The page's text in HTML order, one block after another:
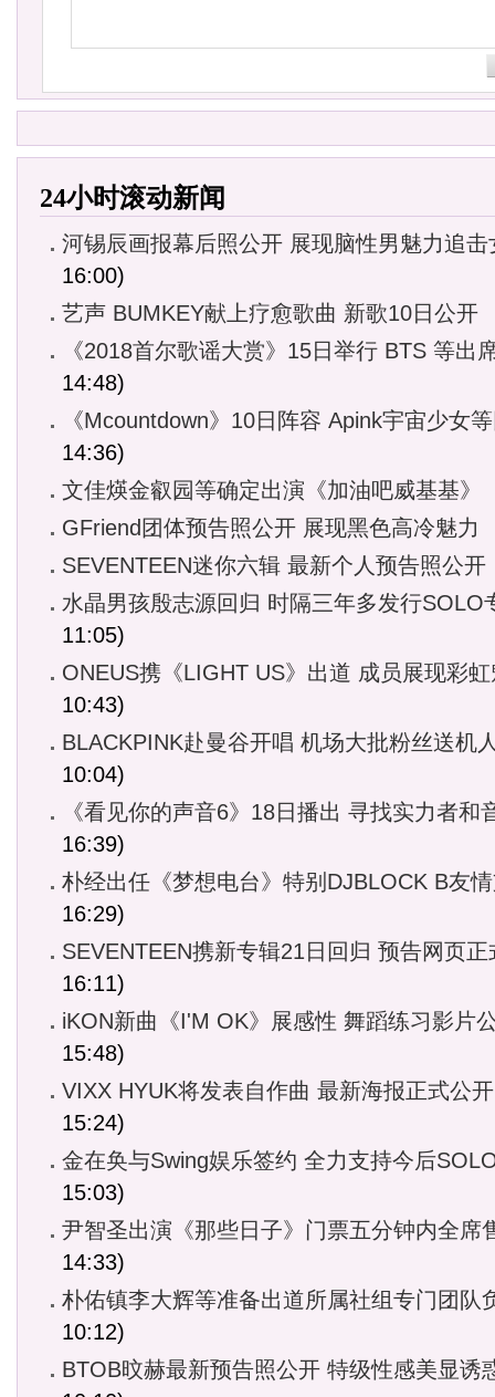
24小时滚动新闻
河锡辰画报幕后照公开 展现脑性男魅力追击
16:00)
艺声 BUMKEY献上疗愈歌曲 新歌10日公开
《2018首尔歌谣大赏》15日举行 BTS 等出
14:48)
《Mcountdown》10日阵容 Apink宇宙少女
14:36)
文佳煐金叡园等确定出演《加油吧威基基》
GFriend团体预告照公开 展现黑色高冷魅力
SEVENTEEN迷你六辑 最新个人预告照公开
水晶男孩殷志源回归 时隔三年多发行SOLO
11:05)
ONEUS携《LIGHT US》出道 成员展现彩
10:43)
BLACKPINK赴曼谷开唱 机场大批粉丝送机
10:04)
《看见你的声音6》18日播出 寻找实力者和
16:39)
朴经出任《梦想电台》特别DJBLOCK B友
16:29)
SEVENTEEN携新专辑21日回归 预告网页正
16:11)
iKON新曲《I'M OK》展感性 舞蹈练习影片
15:48)
VIXX HYUK将发表自作曲 最新海报正式公开
15:24)
金在奂与Swing娱乐签约 全力支持今后
15:03)
尹智圣出演《那些日子》门票五分钟内全席
14:33)
朴佑镇李大辉等准备出道所属社组专门团队
10:12)
BTOB旼赫最新预告照公开 特级性感美显诱